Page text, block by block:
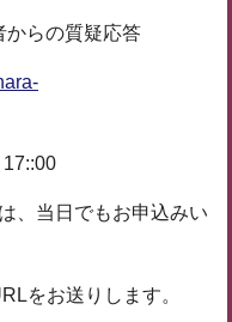
らの質疑応答
当日でもお申込みい
お送りします。